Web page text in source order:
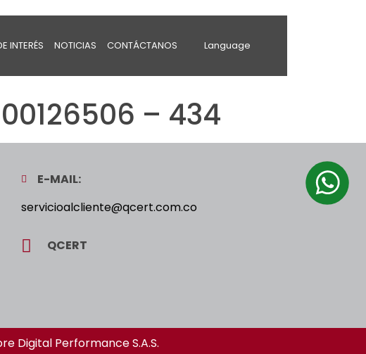
INTERÉS NOTICIAS CONTÁCTANOS Language
– 434
E-MAIL:
servicioalcliente@qcert.com.co
QCERT
Digital Performance S.A.S.